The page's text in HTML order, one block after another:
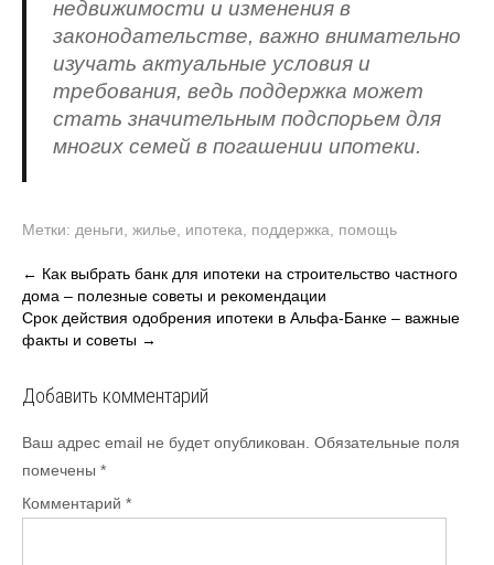
недвижимости и изменения в
законодательстве, важно внимательно
изучать актуальные условия и
требования, ведь поддержка может
стать значительным подспорьем для
многих семей в погашении ипотеки.
Метки: деньги жилье ипотека поддержка помощь
Навигация
по
записям
← Как выбрать банк для ипотеки на строительство частного
дома – полезные советы и рекомендации
Срок действия одобрения ипотеки в Альфа-Банке – важные
факты и советы →
Добавить комментарий
Ваш адрес email не будет опубликован. Обязательные поля
помечены *
Комментарий *